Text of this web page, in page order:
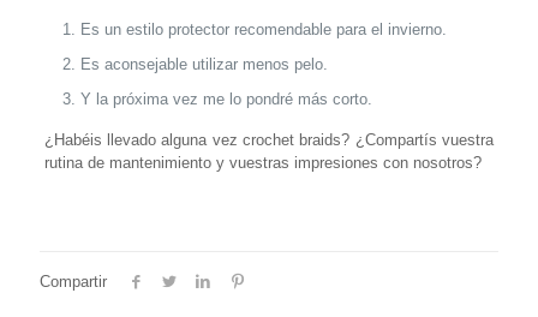
Es un estilo protector recomendable para el invierno.
Es aconsejable utilizar menos pelo.
Y la próxima vez me lo pondré más corto.
¿Habéis llevado alguna vez crochet braids? ¿Compartís vuestra
rutina de mantenimiento y vuestras impresiones con nosotros?
Compartir